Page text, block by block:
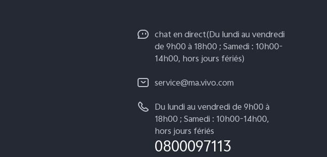
chat en direct(Du lundi au vendredi
de 9h00 à 18h00 ; Samedi : 10h00-
14h00, hors jours fériés)
service@ma.vivo.com
Du lundi au vendredi de 9h00 à
18h00 ; Samedi : 10h00-14h00,
hors jours fériés
0800097113